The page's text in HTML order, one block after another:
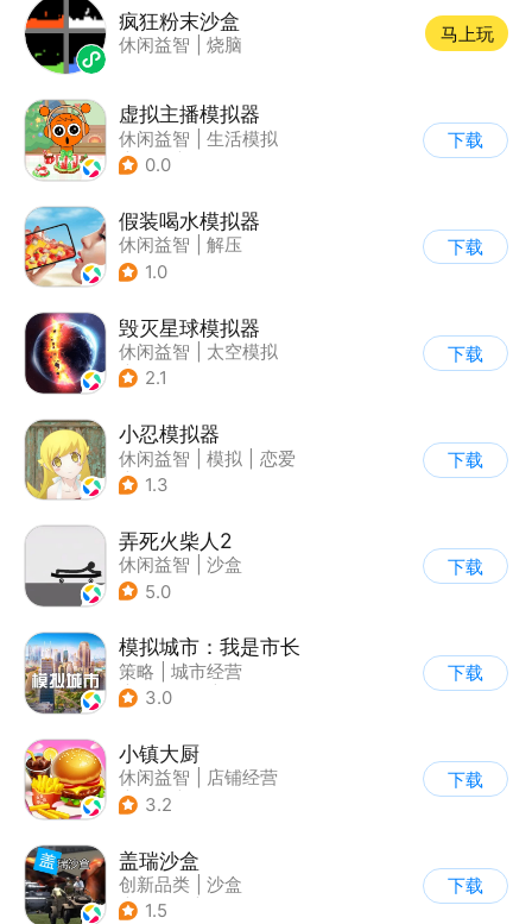
疯狂粉末沙盒
休闲益智 烧脑
马上玩
虚拟主播模拟器
休闲益智
生活模拟
| 美食
0.0
下载
假装喝水模拟器
休闲益智
解压
1.0
下载
毁灭星球模拟器
休闲益智
太空模拟
| 太空
2.1
下载
小忍模拟器
休闲益智 模拟
恋爱
| 女性向
1.3
下载
弄死火柴人2
休闲益智
沙盒
5.0
下载
模拟城市：我是市长
策略
城市经营
| 模拟城市
3.0
下载
小镇大厨
休闲益智
店铺经营
| 美食
3.2
下载
盖瑞沙盒
创新品类
沙盒
| 像素风
1.5
下载